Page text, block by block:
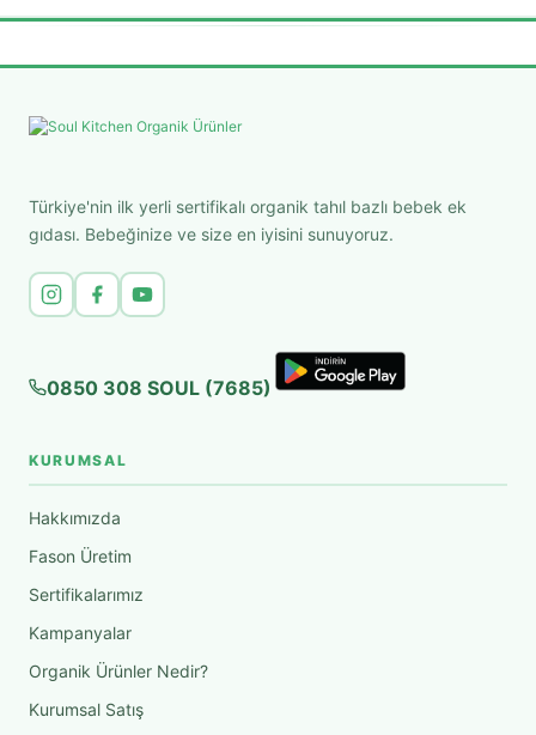
Türkiye'nin ilk yerli sertifikalı organik tahıl bazlı bebek ek
gıdası. Bebeğinize ve size en iyisini sunuyoruz.
0850 308 SOUL (7685)
KURUMSAL
Hakkımızda
Fason Üretim
Sertifikalarımız
Kampanyalar
Organik Ürünler Nedir?
Kurumsal Satış